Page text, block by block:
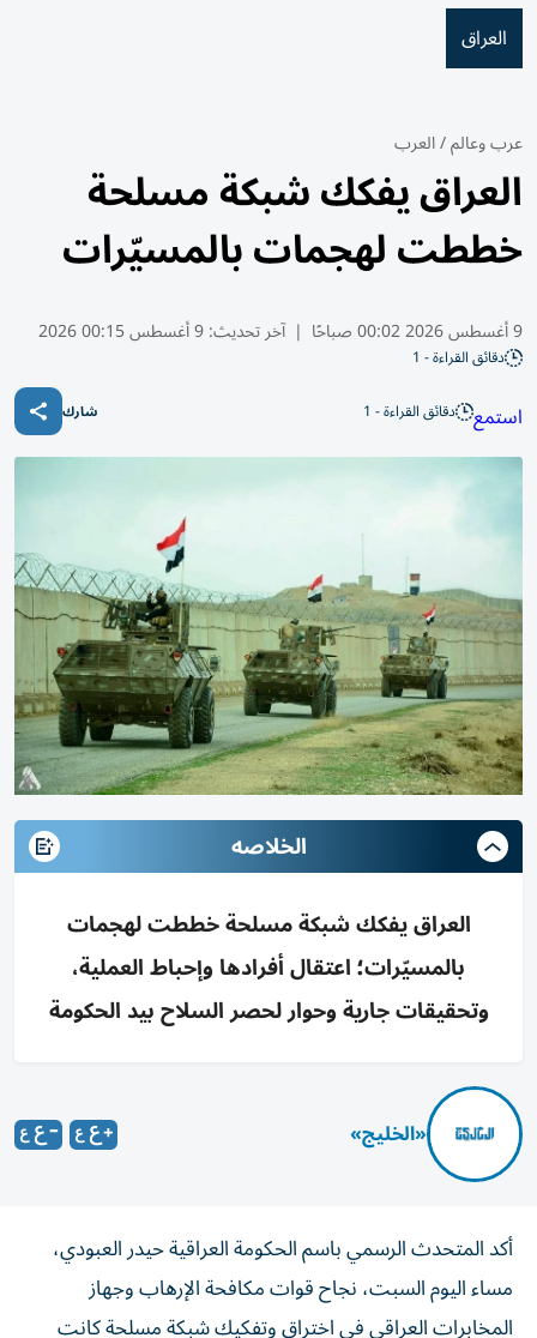
العراق
عرب وعالم/العرب
العراق يفكك شبكة مسلحة
خططت لهجمات بالمسيّرات
9 أغسطس 2026 00:02 صباحًا | آخر تحديث:9 أغسطس 00:15 2026
دقائق القراءة - 1
استمع دقائق القراءة - 1 شارك
الخلاصه
العراق يفكك شبكة مسلحة خططت لهجمات
بالمسيّرات؛ اعتقال أفرادها وإحباط العملية،
وتحقيقات جارية وحوار لحصر السلاح بيد الحكومة
«الخليج»
أكد المتحدث الرسمي باسم الحكومة العراقية حيدر العبودي،
مساء اليوم السبت، نجاح قوات مكافحة الإرهاب وجهاز
المخابرات العراقي في اختراق وتفكيك شبكة مسلحة كانت